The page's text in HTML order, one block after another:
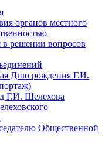
органов местного
в решении вопросов
Дню рождения Г.И.
Г.И. Шелехова
Общественной